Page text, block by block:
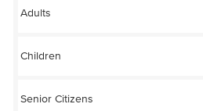
Adults
Children
Senior Citizens